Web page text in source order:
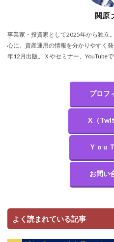
関原
事業家・投資家として2025年から独立
心に、資産運用の情報を分かりやすく
年12月出版。Ｘやセミナー、YouTubeで
プロフ
X（
Ｙ o u
お問い
よく読まれている記事